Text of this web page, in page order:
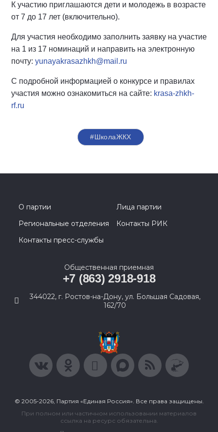
К участию приглашаются дети и молодежь в возрасте
от 7 до 17 лет (включительно).
Для участия необходимо заполнить заявку на участие
на 1 из 17 номинаций и направить на электронную
почту: yunayakrasazhkh@mail.ru
С подробной информацией о конкурсе и правилах
участия можно ознакомиться на сайте: krasa-zhkh-
rf.ru
#ШколаЖКХ
О партии
Лица партии
Региональные отделения
Контакты РИК
Контакты пресс-службы
Общественная приемная
+7 (863) 2918-918
344022, г. Ростов-на-Дону, ул. Большая Садовая,
162/70
© 2005-2026, Партия «Единая Россия». Все права защищены.
При полном или частичном использовании материалов
ссылка на ресурс обязательна.